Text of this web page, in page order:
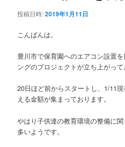
ン
投稿日時:2019年1月11日
こんばんは。
豊川市で保育園へのエアコン設置
ングのプロジェクトが立ち上がって
20日ほど前からスタートし、1/11
える金額が集まっております。
やはり子供達の教育環境の整備に
多いようです。